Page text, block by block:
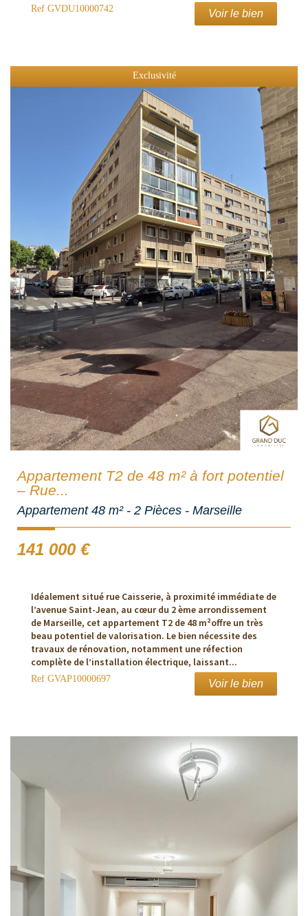
Ref GVDU10000742 Voir le bien
Exclusivité
Appartement T2 de 48 m² à fort potentiel
– Rue...
Appartement 48 m² - 2 Pièces - Marseille
141 000 €
Idéalement situé rue Caisserie, à proximité immédiate de
l’avenue Saint-Jean, au cœur du 2 ème arrondissement
de Marseille, cet appartement T2 de 48 m²offre un très
beau potentiel de valorisation. Le bien nécessite des
travaux de rénovation, notamment une réfection
complète de l’installation électrique, laissant...
Ref GVAP10000697 Voir le bien